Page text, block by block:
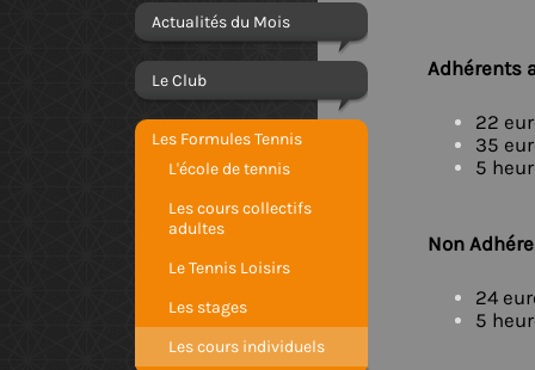
Actualités du Mois
Le Club
Les Formules Tennis
L'école de tennis
Les cours collectifs
adultes
Le Tennis Loisirs
Les stages
Les cours individuels
Adhérents
22
35
5
Non
24
5